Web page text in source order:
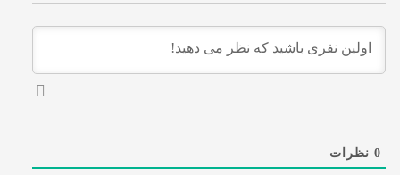
0نظرات